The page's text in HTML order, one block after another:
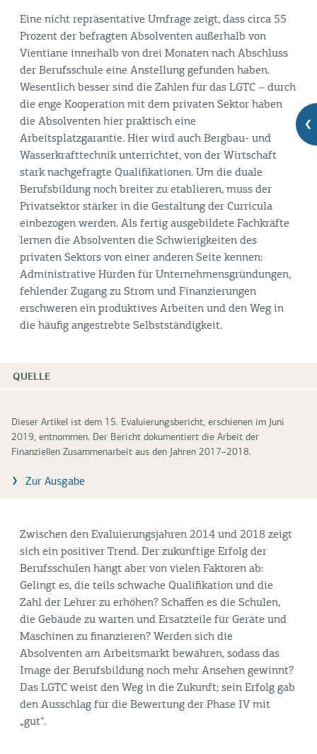
Eine nicht repräsentative Umfrage zeigt, dass circa 55
Prozent der befragten Absolventen außerhalb von
Vientiane innerhalb von drei Monaten nach Abschluss
der Berufsschule eine Anstellung gefunden haben.
Wesentlich besser sind die Zahlen für das LGTC – durch
die enge Kooperation mit dem privaten Sektor haben
die Absolventen hier praktisch eine
Arbeitsplatzgarantie. Hier wird auch Bergbau- und
Wasserkrafttechnik unterrichtet, von der Wirtschaft
stark nachgefragte Qualifikationen. Um die duale
Berufsbildung noch breiter zu etablieren, muss der
Privatsektor stärker in die Gestaltung der Curricula
einbezogen werden. Als fertig ausgebildete Fachkräfte
lernen die Absolventen die Schwierigkeiten des
privaten Sektors von einer anderen Seite kennen:
Administrative Hürden für Unternehmensgründungen,
fehlender Zugang zu Strom und Finanzierungen
erschweren ein produktives Arbeiten und den Weg in
die häufig angestrebte Selbstständigkeit.
QUELLE
Dieser Artikel ist dem 15. Evaluierungsbericht, erschienen im Juni
2019, entnommen. Der Bericht dokumentiert die Arbeit der
Finanziellen Zusammenarbeit aus den Jahren 2017–2018.
Zur Ausgabe
Zwischen den Evaluierungsjahren 2014 und 2018 zeigt
sich ein positiver Trend. Der zukünftige Erfolg der
Berufsschulen hängt aber von vielen Faktoren ab:
Gelingt es, die teils schwache Qualifikation und die
Zahl der Lehrer zu erhöhen? Schaffen es die Schulen,
die Gebäude zu warten und Ersatzteile für Geräte und
Maschinen zu finanzieren? Werden sich die
Absolventen am Arbeitsmarkt bewähren, sodass das
Image der Berufsbildung noch mehr Ansehen gewinnt?
Das LGTC weist den Weg in die Zukunft; sein Erfolg gab
den Ausschlag für die Bewertung der Phase IV mit
„gut“.